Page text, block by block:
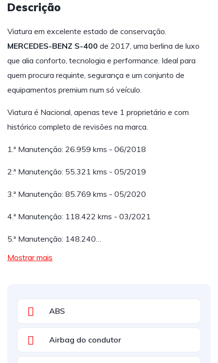
Descrição
Viatura em excelente estado de conservação.
MERCEDES-BENZ S-400 de 2017, uma berlina de luxo
que alia conforto, tecnologia e performance. Ideal para
quem procura requinte, segurança e um conjunto de
equipamentos premium num só veículo.
Viatura é Nacional, apenas teve 1 proprietário e com
histórico completo de revisões na marca.
1.ª Manutenção: 26.959 kms - 06/2018
2.ª Manutenção: 55.321 kms - 05/2019
3.ª Manutenção: 85.769 kms - 05/2020
4.ª Manutenção: 118.422 kms - 03/2021
5.ª Manutenção: 148.240…
Mostrar mais
ABS
Airbag do condutor